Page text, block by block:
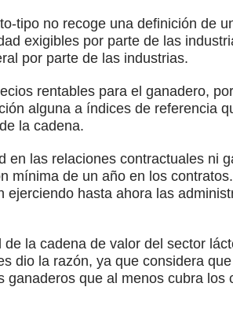
tipo no recoge una definición de
exigibles por parte de las
por parte de las industrias.
rentables para el ganadero,
alguna a índices de referencia
la cadena.
en las relaciones contractuales ni
mínima de un año en los
hasta ahora las
la cadena de valor del sector
dio la razón, ya que considera
que al menos cubra los